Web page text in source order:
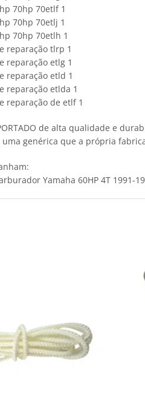
70hp 70etlf 1
70hp 70etlj 1
70hp 70etlh 1
reparação tlrp 1
reparação etlg 1
reparação etld 1
reparação etlda 1
reparação de etlf 1
de alta qualidade e
genérica que a própria
Yamaha 60HP 4T 1991-